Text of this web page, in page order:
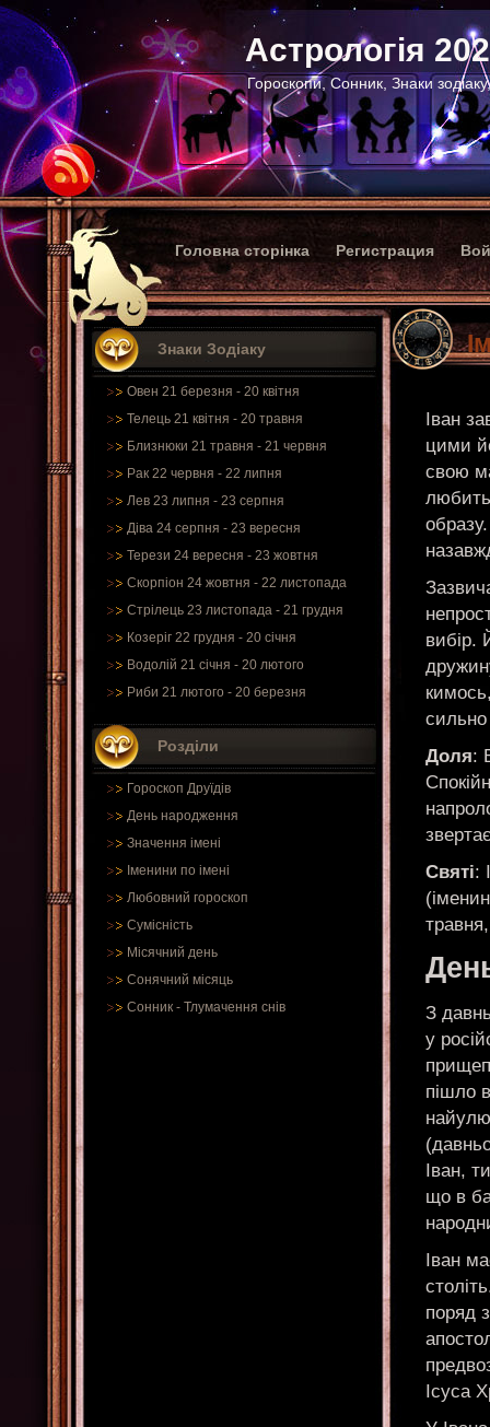
Астрологія
Гороскопи, Сонник, Знаки
Головна сторінка Регистрация
Знаки Зодіаку
Овен 21 березня - 20 квітня
Телець 21 квітня - 20 травня
Близнюки 21 травня - 21 червня
Рак 22 червня - 22 липня
Лев 23 липня - 23 серпня
Діва 24 серпня - 23 вересня
Терези 24 вересня - 23 жовтня
Скорпіон 24 жовтня - 22 листопада
Стрілець 23 листопада - 21 грудня
Козеріг 22 грудня - 20 січня
Водолій 21 січня - 20 лютого
Риби 21 лютого - 20 березня
Розділи
Гороскоп Друїдів
День народження
Значення імені
Іменини по імені
Любовний гороскоп
Сумісність
Місячний день
Сонячний місяць
Сонник - Тлумачення снів
Іван
цими
свою
вибір.
Доля:
Святі:
З
у
пішло
Іван,
що в
Іван
поряд
Ісуса